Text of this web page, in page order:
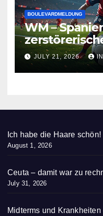
BOULEVARDMELDUNG
WM –
nieder
JULY 21, 2026
Ich habe die Haare schön!
August 1, 2026
Ceuta – damit war zu
July 31, 2026
Midterms und